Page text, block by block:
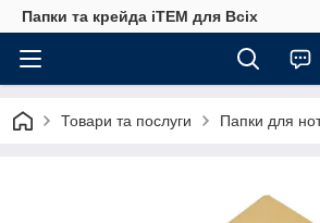
Папки та крейда iTEM для Всіх
Товари та послуги Папки для